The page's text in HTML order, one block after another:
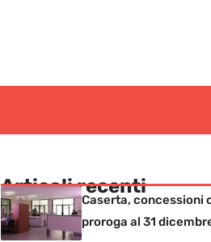
Articoli recenti
Caserta, concessioni
proroga al 31